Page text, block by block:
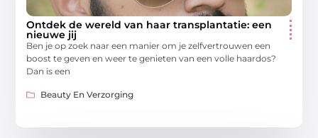
Ontdek de wereld van haar transplantatie: een
nieuwe jij
Ben je op zoek naar een manier om je zelfvertrouwen een
boost te geven en weer te genieten van een volle haardos?
Dan is een
Beauty En Verzorging